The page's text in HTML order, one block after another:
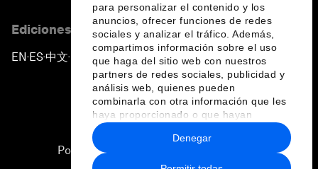
para personalizar el contenido y los
anuncios, ofrecer funciones de redes
sociales y analizar el tráfico. Además,
compartimos información sobre el uso
que haga del sitio web con nuestros
partners de redes sociales, publicidad y
análisis web, quienes pueden
combinarla con otra información que les
haya proporcionado o que hayan
recopilado a partir del uso que haya
hecho de sus servicios.
Denegar
Ediciones en otros idiomas
EN ▪ ES▪中文▪ 日本語
Política de privacidad y normas de uso